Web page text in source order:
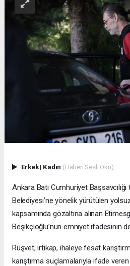
Erkek| Kadın (Haberi Sesli Oku)
Ankara Batı Cumhuriyet
Belediyesi’ne yönelik yürütülen
kapsamında gözaltına alınan
Beşikçioğlu’nun emniyet ifadesinin
Rüşvet, irtikap, ihaleye fesat
karıştırma suçlamalarıyla ifade